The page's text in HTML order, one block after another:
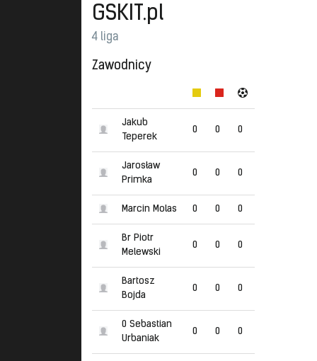
GSKIT.pl
4 liga
Zawodnicy
Jakub
Teperek
0 0 0
Jarosław
Primka
0 0 0
Marcin Molas 0 0 0
Br Piotr
Melewski
0 0 0
Bartosz
Bojda
0 0 0
0 Sebastian
Urbaniak
0 0 0